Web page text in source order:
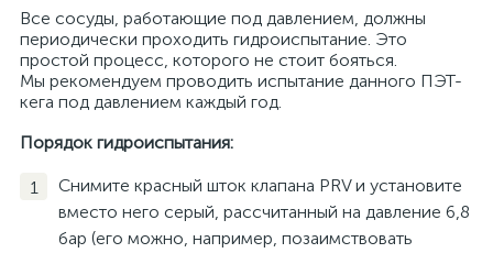
Все сосуды, работающие под давлением, должны
периодически проходить гидроиспытание. Это
простой процесс, которого не стоит бояться.
Мы рекомендуем проводить испытание данного ПЭТ-
кега под давлением каждый год.
Порядок гидроиспытания:
Снимите красный шток клапана PRV и установите
вместо него серый, рассчитанный на давление 6,8
бар (его можно, например, позаимствовать